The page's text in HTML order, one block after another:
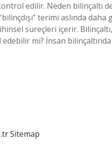
edilir. Neden bilinçaltı
terimi aslında
süreçleri içerir.
edebilir mi? İnsan
Sitemap